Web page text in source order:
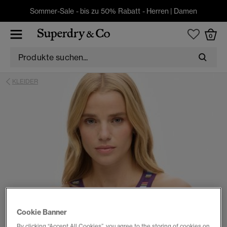
Sommer-Sale - bis zu 50% Rabatt - Herren | Damen
0
KLEIDER
Cookie Banner